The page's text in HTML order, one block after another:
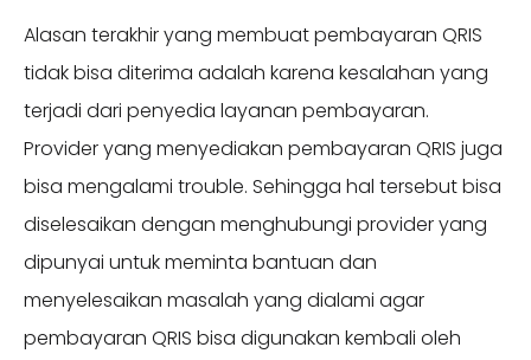
Alasan terakhir yang membuat pembayaran QRIS
tidak bisa diterima adalah karena kesalahan yang
terjadi dari penyedia layanan pembayaran.
Provider yang menyediakan pembayaran QRIS juga
bisa mengalami trouble. Sehingga hal tersebut bisa
diselesaikan dengan menghubungi provider yang
dipunyai untuk meminta bantuan dan
menyelesaikan masalah yang dialami agar
pembayaran QRIS bisa digunakan kembali oleh